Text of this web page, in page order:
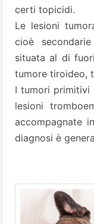
certi topicidi.
Le lesioni
cioè
situata al di
tumore tiroideo,
I tumori primitivi
lesioni
accompagnate
diagnosi è